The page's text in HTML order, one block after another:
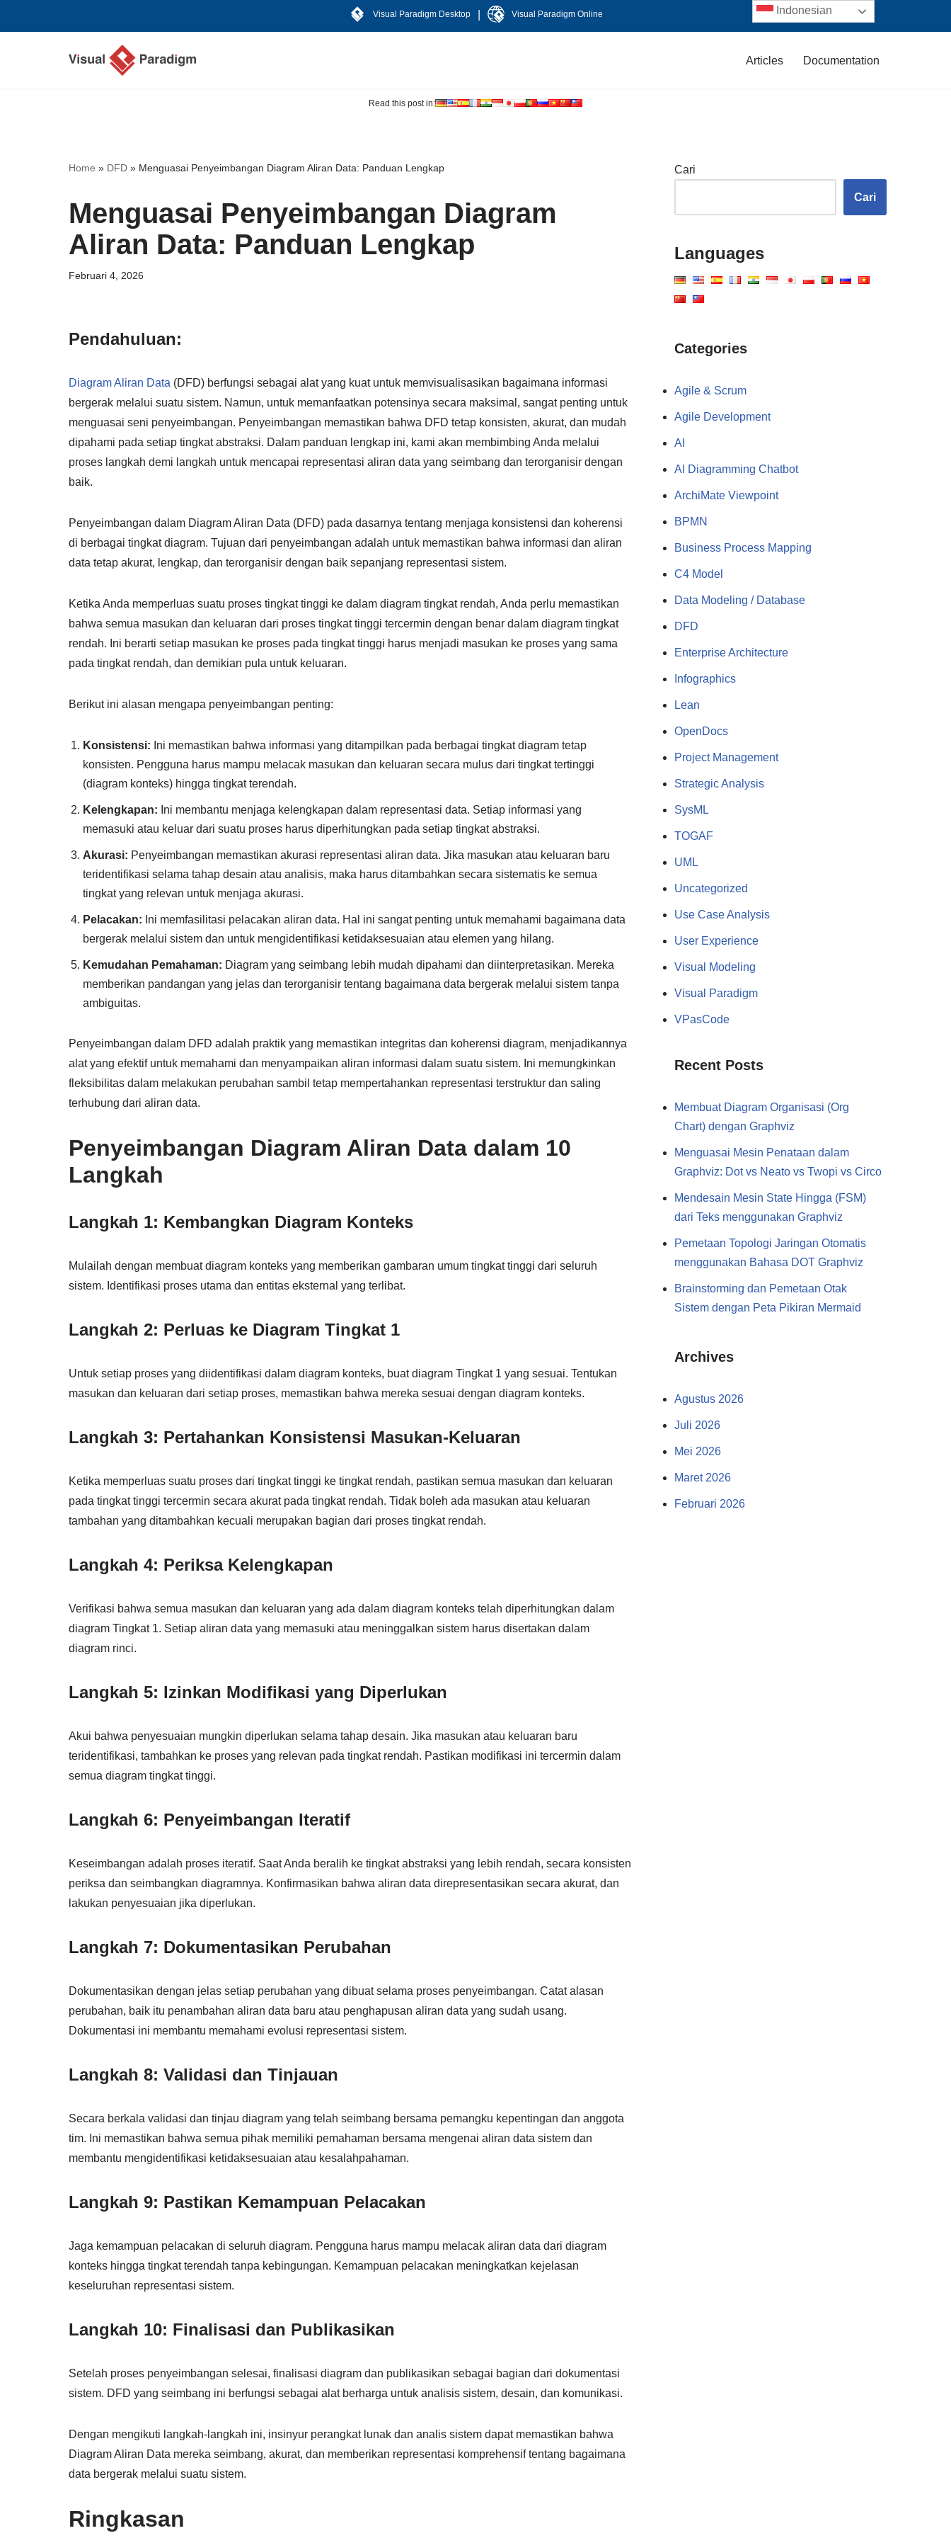
Visual Paradigm Desktop Visual Paradigm Online
Articles Documentation
Read this post in:
Home » DFD » Menguasai Penyeimbangan Diagram Aliran Data: Panduan Lengkap
Menguasai Penyeimbangan Diagram
Aliran Data: Panduan Lengkap
Februari 4, 2026
Pendahuluan:
Diagram Aliran Data (DFD) berfungsi sebagai alat yang kuat untuk memvisualisasikan bagaimana informasi
bergerak melalui suatu sistem. Namun, untuk memanfaatkan potensinya secara maksimal, sangat penting untuk
menguasai seni penyeimbangan. Penyeimbangan memastikan bahwa DFD tetap konsisten, akurat, dan mudah
dipahami pada setiap tingkat abstraksi. Dalam panduan lengkap ini, kami akan membimbing Anda melalui
proses langkah demi langkah untuk mencapai representasi aliran data yang seimbang dan terorganisir dengan
baik.
Penyeimbangan dalam Diagram Aliran Data (DFD) pada dasarnya tentang menjaga konsistensi dan koherensi
di berbagai tingkat diagram. Tujuan dari penyeimbangan adalah untuk memastikan bahwa informasi dan aliran
data tetap akurat, lengkap, dan terorganisir dengan baik sepanjang representasi sistem.
Ketika Anda memperluas suatu proses tingkat tinggi ke dalam diagram tingkat rendah, Anda perlu memastikan
bahwa semua masukan dan keluaran dari proses tingkat tinggi tercermin dengan benar dalam diagram tingkat
rendah. Ini berarti setiap masukan ke proses pada tingkat tinggi harus menjadi masukan ke proses yang sama
pada tingkat rendah, dan demikian pula untuk keluaran.
Berikut ini alasan mengapa penyeimbangan penting:
Konsistensi: Ini memastikan bahwa informasi yang ditampilkan pada berbagai tingkat diagram tetap
konsisten. Pengguna harus mampu melacak masukan dan keluaran secara mulus dari tingkat tertinggi
(diagram konteks) hingga tingkat terendah.
Kelengkapan: Ini membantu menjaga kelengkapan dalam representasi data. Setiap informasi yang
memasuki atau keluar dari suatu proses harus diperhitungkan pada setiap tingkat abstraksi.
Akurasi: Penyeimbangan memastikan akurasi representasi aliran data. Jika masukan atau keluaran baru
teridentifikasi selama tahap desain atau analisis, maka harus ditambahkan secara sistematis ke semua
tingkat yang relevan untuk menjaga akurasi.
Pelacakan: Ini memfasilitasi pelacakan aliran data. Hal ini sangat penting untuk memahami bagaimana data
bergerak melalui sistem dan untuk mengidentifikasi ketidaksesuaian atau elemen yang hilang.
Kemudahan Pemahaman: Diagram yang seimbang lebih mudah dipahami dan diinterpretasikan. Mereka
memberikan pandangan yang jelas dan terorganisir tentang bagaimana data bergerak melalui sistem tanpa
ambiguitas.
Penyeimbangan dalam DFD adalah praktik yang memastikan integritas dan koherensi diagram, menjadikannya
alat yang efektif untuk memahami dan menyampaikan aliran informasi dalam suatu sistem. Ini memungkinkan
fleksibilitas dalam melakukan perubahan sambil tetap mempertahankan representasi terstruktur dan saling
terhubung dari aliran data.
Penyeimbangan Diagram Aliran Data dalam 10
Langkah
Langkah 1: Kembangkan Diagram Konteks
Mulailah dengan membuat diagram konteks yang memberikan gambaran umum tingkat tinggi dari seluruh
sistem. Identifikasi proses utama dan entitas eksternal yang terlibat.
Langkah 2: Perluas ke Diagram Tingkat 1
Untuk setiap proses yang diidentifikasi dalam diagram konteks, buat diagram Tingkat 1 yang sesuai. Tentukan
masukan dan keluaran dari setiap proses, memastikan bahwa mereka sesuai dengan diagram konteks.
Langkah 3: Pertahankan Konsistensi Masukan-Keluaran
Ketika memperluas suatu proses dari tingkat tinggi ke tingkat rendah, pastikan semua masukan dan keluaran
pada tingkat tinggi tercermin secara akurat pada tingkat rendah. Tidak boleh ada masukan atau keluaran
tambahan yang ditambahkan kecuali merupakan bagian dari proses tingkat rendah.
Langkah 4: Periksa Kelengkapan
Verifikasi bahwa semua masukan dan keluaran yang ada dalam diagram konteks telah diperhitungkan dalam
diagram Tingkat 1. Setiap aliran data yang memasuki atau meninggalkan sistem harus disertakan dalam
diagram rinci.
Langkah 5: Izinkan Modifikasi yang Diperlukan
Akui bahwa penyesuaian mungkin diperlukan selama tahap desain. Jika masukan atau keluaran baru
teridentifikasi, tambahkan ke proses yang relevan pada tingkat rendah. Pastikan modifikasi ini tercermin dalam
semua diagram tingkat tinggi.
Langkah 6: Penyeimbangan Iteratif
Keseimbangan adalah proses iteratif. Saat Anda beralih ke tingkat abstraksi yang lebih rendah, secara konsisten
periksa dan seimbangkan diagramnya. Konfirmasikan bahwa aliran data direpresentasikan secara akurat, dan
lakukan penyesuaian jika diperlukan.
Langkah 7: Dokumentasikan Perubahan
Dokumentasikan dengan jelas setiap perubahan yang dibuat selama proses penyeimbangan. Catat alasan
perubahan, baik itu penambahan aliran data baru atau penghapusan aliran data yang sudah usang.
Dokumentasi ini membantu memahami evolusi representasi sistem.
Langkah 8: Validasi dan Tinjauan
Secara berkala validasi dan tinjau diagram yang telah seimbang bersama pemangku kepentingan dan anggota
tim. Ini memastikan bahwa semua pihak memiliki pemahaman bersama mengenai aliran data sistem dan
membantu mengidentifikasi ketidaksesuaian atau kesalahpahaman.
Langkah 9: Pastikan Kemampuan Pelacakan
Jaga kemampuan pelacakan di seluruh diagram. Pengguna harus mampu melacak aliran data dari diagram
konteks hingga tingkat terendah tanpa kebingungan. Kemampuan pelacakan meningkatkan kejelasan
keseluruhan representasi sistem.
Langkah 10: Finalisasi dan Publikasikan
Setelah proses penyeimbangan selesai, finalisasi diagram dan publikasikan sebagai bagian dari dokumentasi
sistem. DFD yang seimbang ini berfungsi sebagai alat berharga untuk analisis sistem, desain, dan komunikasi.
Dengan mengikuti langkah-langkah ini, insinyur perangkat lunak dan analis sistem dapat memastikan bahwa
Diagram Aliran Data mereka seimbang, akurat, dan memberikan representasi komprehensif tentang bagaimana
data bergerak melalui suatu sistem.
Ringkasan
Cari
Cari
Languages
Categories
Agile & Scrum
Agile Development
AI
AI Diagramming Chatbot
ArchiMate Viewpoint
BPMN
Business Process Mapping
C4 Model
Data Modeling / Database
DFD
Enterprise Architecture
Infographics
Lean
OpenDocs
Project Management
Strategic Analysis
SysML
TOGAF
UML
Uncategorized
Use Case Analysis
User Experience
Visual Modeling
Visual Paradigm
VPasCode
Recent Posts
Membuat Diagram Organisasi (Org
Chart) dengan Graphviz
Menguasai Mesin Penataan dalam
Graphviz: Dot vs Neato vs Twopi vs Circo
Mendesain Mesin State Hingga (FSM)
dari Teks menggunakan Graphviz
Pemetaan Topologi Jaringan Otomatis
menggunakan Bahasa DOT Graphviz
Brainstorming dan Pemetaan Otak
Sistem dengan Peta Pikiran Mermaid
Archives
Agustus 2026
Juli 2026
Mei 2026
Maret 2026
Februari 2026
Indonesian